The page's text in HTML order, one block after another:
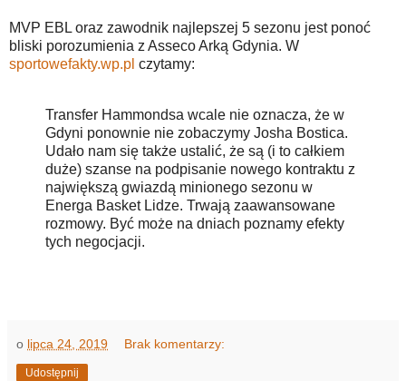
MVP EBL oraz zawodnik najlepszej 5 sezonu jest ponoć
bliski porozumienia z Asseco Arką Gdynia. W
sportowefakty.wp.pl czytamy:
Transfer Hammondsa wcale nie oznacza, że w
Gdyni ponownie nie zobaczymy Josha Bostica.
Udało nam się także ustalić, że są (i to całkiem
duże) szanse na podpisanie nowego kontraktu z
największą gwiazdą minionego sezonu w
Energa Basket Lidze. Trwają zaawansowane
rozmowy. Być może na dniach poznamy efekty
tych negocjacji.
o lipca 24, 2019 Brak komentarzy:
Udostępnij